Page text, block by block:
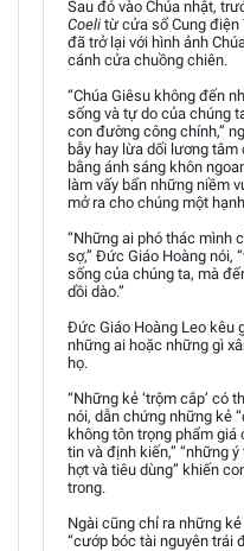
Sau đó vào Chúa nhật,
Coeli từ cửa sổ Cung điện
đã trở lại với hình ảnh
cánh cửa chuồng chiên.
“Chúa Giêsu không đến
sống và tự do của chúng
con đường công chính,”
bẫy hay lừa dối lương
bằng ánh sáng khôn
làm vấy bẩn những niềm
mở ra cho chúng một
“Những ai phó thác mình
sợ,” Đức Giáo Hoàng nói,
sống của chúng ta, mà
dồi dào.”
Đức Giáo Hoàng Leo kêu
những ai hoặc những gì
họ.
“Những kẻ ‘trộm cắp’ có
nói, dẫn chứng những kẻ
không tôn trọng phẩm giá
tin và định kiến,” “những
hợt và tiêu dùng” khiến
trong.
Ngài cũng chỉ ra những
“cướp bóc tài nguyên trái